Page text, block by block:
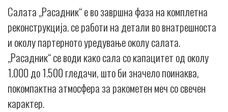
Салата „Расадник“ е во завршна фаза на комплетна
реконструкција. се работи на детали во внатрешноста
и околу партерното уредување околу салата.
„Расадник“ се води како сала со капацитет од околу
1.000 до 1.500 гледачи, што би значело поинаква,
покомпактна атмосфера за ракометен меч со свечен
карактер.